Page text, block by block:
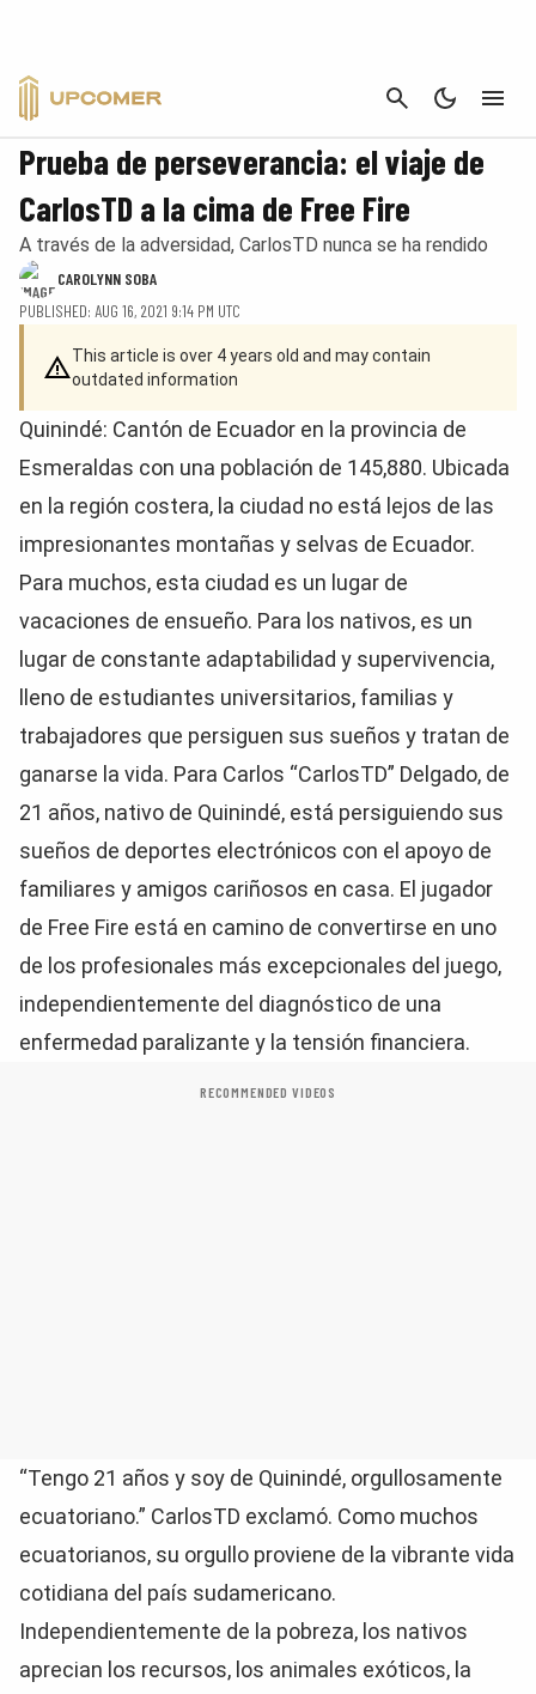
CANCEL
NEWS
Prueba de perseverancia: el viaje de
CarlosTD a la cima de Free Fire
A través de la adversidad, CarlosTD nunca se ha rendido
CAROLYNN SOBA
PUBLISHED: AUG 16, 2021 9:14 PM UTC
This article is over 4 years old and may contain
outdated information
Quinindé: Cantón de Ecuador en la provincia de
Esmeraldas con una población de 145,880. Ubicada
en la región costera, la ciudad no está lejos de las
impresionantes montañas y selvas de Ecuador.
Para muchos, esta ciudad es un lugar de
vacaciones de ensueño. Para los nativos, es un
lugar de constante adaptabilidad y supervivencia,
lleno de estudiantes universitarios, familias y
trabajadores que persiguen sus sueños y tratan de
ganarse la vida. Para Carlos “CarlosTD” Delgado, de
21 años, nativo de Quinindé, está persiguiendo sus
sueños de deportes electrónicos con el apoyo de
familiares y amigos cariñosos en casa. El jugador
de Free Fire está en camino de convertirse en uno
de los profesionales más excepcionales del juego,
independientemente del diagnóstico de una
enfermedad paralizante y la tensión financiera.
RECOMMENDED VIDEOS
“Tengo 21 años y soy de Quinindé, orgullosamente
ecuatoriano.” CarlosTD exclamó. Como muchos
ecuatorianos, su orgullo proviene de la vibrante vida
cotidiana del país sudamericano.
Independientemente de la pobreza, los nativos
aprecian los recursos, los animales exóticos, la